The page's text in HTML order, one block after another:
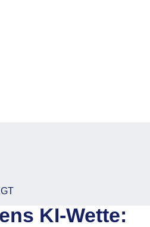
KI-Wette: